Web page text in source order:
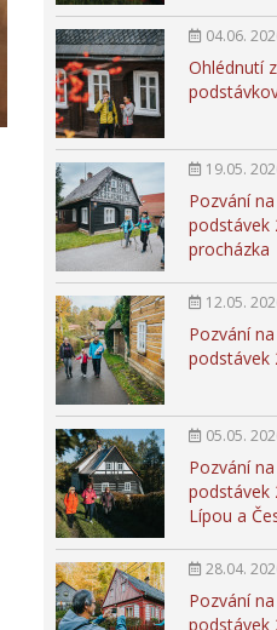
04.06.
Ohlédnutí
19.05.
Pozvání
podstávek
procházka
12.05.
Pozvání
podstávek
05.05.
Pozvání
podstávek
Lípou a
28.04.
Pozvání
podstávek